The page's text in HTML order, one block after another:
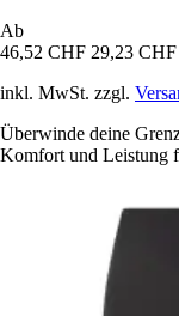
Ab
46,52 CHF 29,23 CHF
inkl. MwSt. zzgl.
Überwinde deine
Komfort und Leistung